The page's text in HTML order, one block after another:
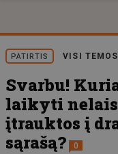
PATIRTIS VISI
Svarbu!
laikyti
įtrauktos į
sąrašą?
0